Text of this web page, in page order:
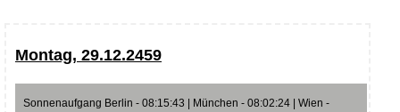
Montag, 29.12.2459
Sonnenaufgang Berlin - 08:15:43 | München - 08:02:24 | Wien -